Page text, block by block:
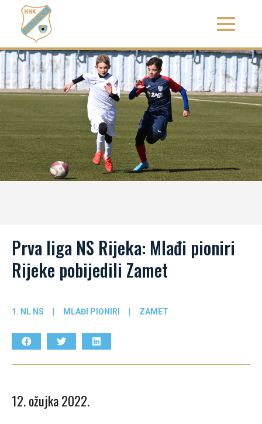
Prva liga NS Rijeka: Mlađi pioniri
Rijeke pobijedili Zamet
1. NL NS | MLAĐI PIONIRI | ZAMET
12. ožujka 2022.